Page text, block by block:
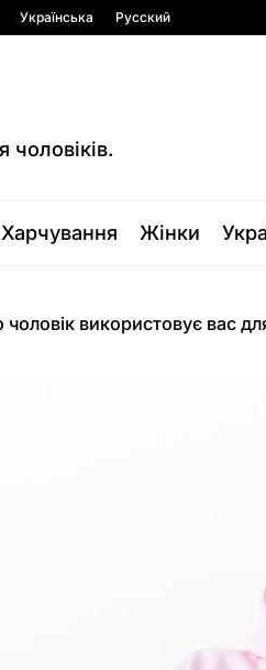
Українська Русский
чоловіків.
Харчування Жінки
використовує вас